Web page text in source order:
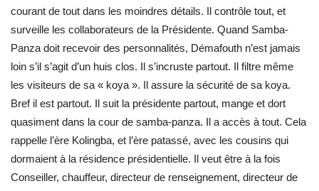
courant de tout dans les moindres détails. Il contrôle tout, et
surveille les collaborateurs de la Présidente. Quand Samba-
Panza doit recevoir des personnalités, Démafouth n’est jamais
loin s’il s’agit d’un huis clos. Il s’incruste partout. Il filtre même
les visiteurs de sa « koya ». Il assure la sécurité de sa koya.
Bref il est partout. Il suit la présidente partout, mange et dort
quasiment dans la cour de samba-panza. Il a accès à tout. Cela
rappelle l’ère Kolingba, et l’ère patassé, avec les cousins qui
dormaient à la résidence présidentielle. Il veut être à la fois
Conseiller, chauffeur, directeur de renseignement, directeur de